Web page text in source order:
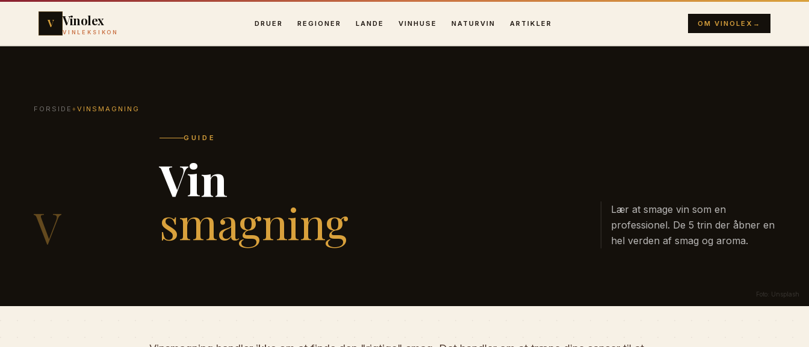
V Vinolex
VINLEKSIKON
DRUER REGIONER LANDE VINHUSE NATURVIN ARTIKLER OM VINOLEX →
FORSIDE♦VINSMAGNING
V
GUIDE
Vin
smagning
Lær at smage vin som en
professionel. De 5 trin der åbner en
hel verden af smag og aroma.
Foto: Unsplash